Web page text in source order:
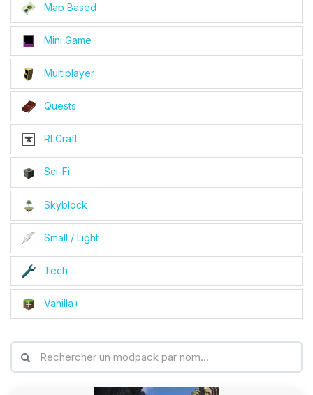
Map Based
Mini Game
Multiplayer
Quests
RLCraft
Sci-Fi
Skyblock
Small / Light
Tech
Vanilla+